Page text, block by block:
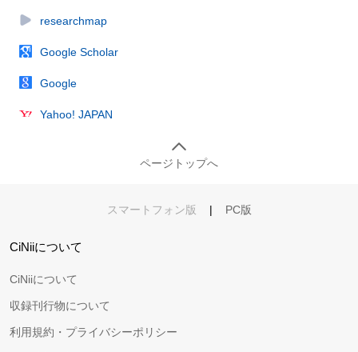
researchmap
Google Scholar
Google
Yahoo! JAPAN
ページトップへ
スマートフォン版 | PC版
CiNiiについて
CiNiiについて
収録刊行物について
利用規約・プライバシーポリシー